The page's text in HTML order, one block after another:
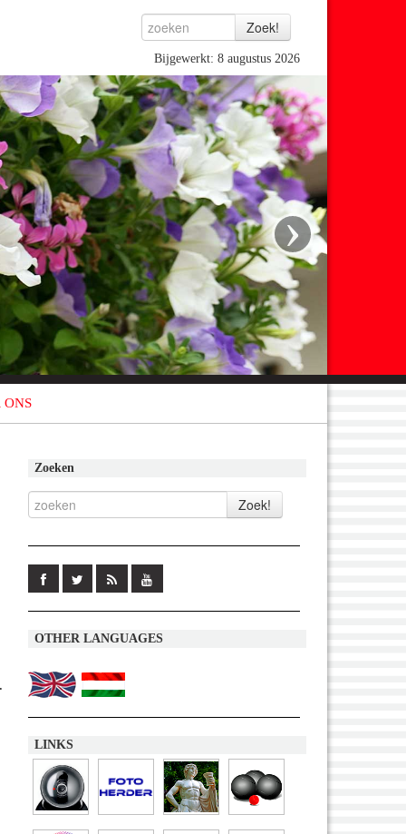
Bijgewerkt: 8 augustus 2026
›
ONS
Zoeken
OTHER LANGUAGES
LINKS